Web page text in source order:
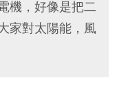
機，好像是把二
家對太陽能，風